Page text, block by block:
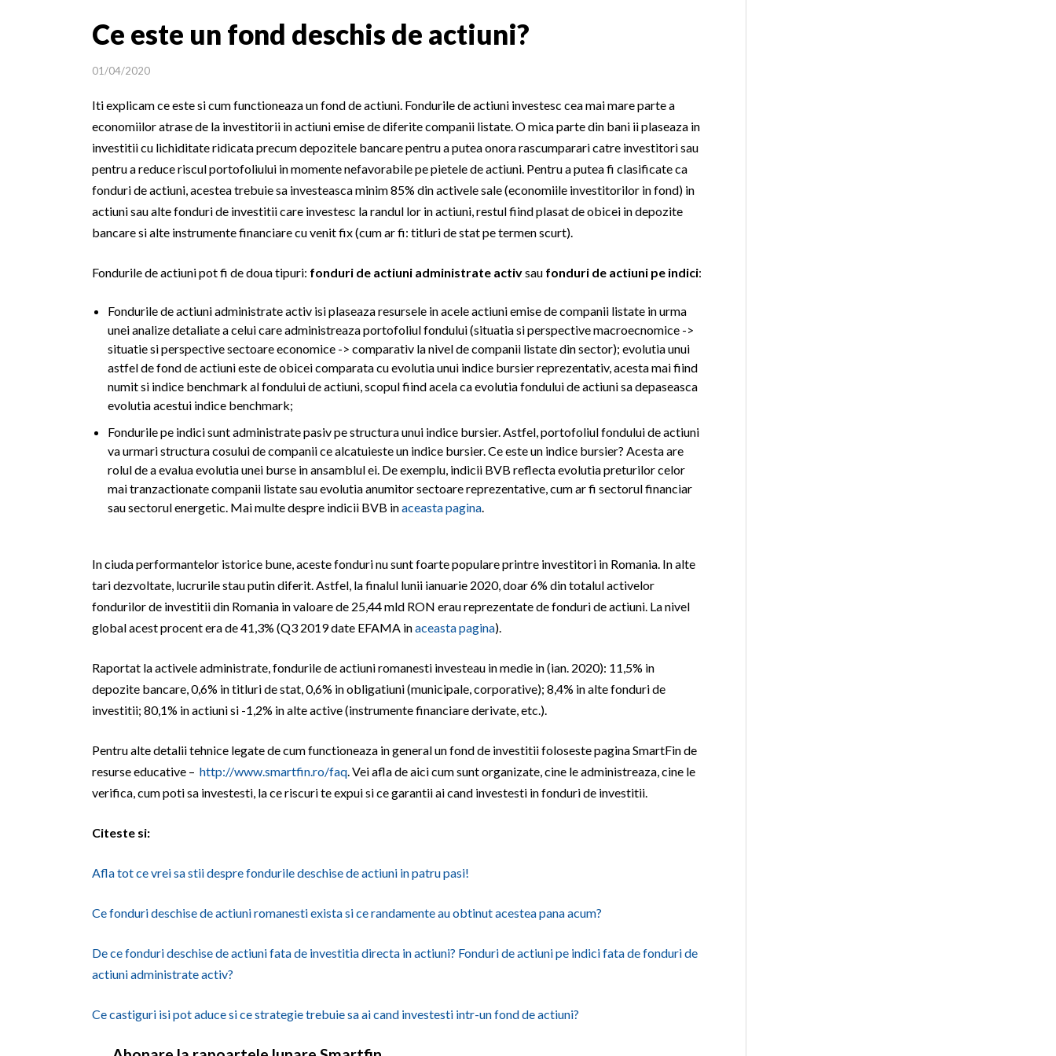
Ce este un fond deschis de actiuni?
01/04/2020
Iti explicam ce este si cum functioneaza un fond de actiuni. Fondurile de actiuni investesc cea mai mare parte a
economiilor atrase de la investitorii in actiuni emise de diferite companii listate. O mica parte din bani ii plaseaza in
investitii cu lichiditate ridicata precum depozitele bancare pentru a putea onora rascumparari catre investitori sau
pentru a reduce riscul portofoliului in momente nefavorabile pe pietele de actiuni. Pentru a putea fi clasificate ca
fonduri de actiuni, acestea trebuie sa investeasca minim 85% din activele sale (economiile investitorilor in fond) in
actiuni sau alte fonduri de investitii care investesc la randul lor in actiuni, restul fiind plasat de obicei in depozite
bancare si alte instrumente financiare cu venit fix (cum ar fi: titluri de stat pe termen scurt).
Fondurile de actiuni pot fi de doua tipuri: fonduri de actiuni administrate activsau fonduri de actiuni pe indici:
Fondurile de actiuni administrate activ isi plaseaza resursele in acele actiuni emise de companii listate in urma
unei analize detaliate a celui care administreaza portofoliul fondului (situatia si perspective macroecnomice ->
situatie si perspective sectoare economice -> comparativ la nivel de companii listate din sector); evolutia unui
astfel de fond de actiuni este de obicei comparata cu evolutia unui indice bursier reprezentativ, acesta mai fiind
numit si indice benchmark al fondului de actiuni, scopul fiind acela ca evolutia fondului de actiuni sa depaseasca
evolutia acestui indice benchmark;
Fondurile pe indici sunt administrate pasiv pe structura unui indice bursier. Astfel, portofoliul fondului de actiuni
va urmari structura cosului de companii ce alcatuieste un indice bursier. Ce este un indice bursier? Acesta are
rolul de a evalua evolutia unei burse in ansamblul ei. De exemplu, indicii BVB reflecta evolutia preturilor celor
mai tranzactionate companii listate sau evolutia anumitor sectoare reprezentative, cum ar fi sectorul financiar
sau sectorul energetic. Mai multe despre indicii BVB inaceasta pagina.
In ciuda performantelor istorice bune, aceste fonduri nu sunt foarte populare printre investitori in Romania. In alte
tari dezvoltate, lucrurile stau putin diferit. Astfel, la finalul lunii ianuarie 2020, doar 6% din totalul activelor
fondurilor de investitii din Romania in valoare de 25,44 mld RON erau reprezentate de fonduri de actiuni. La nivel
global acest procent era de 41,3% (Q3 2019 date EFAMA inaceasta pagina).
Raportat la activele administrate, fondurile de actiuni romanesti investeau in medie in (ian. 2020): 11,5% in
depozite bancare, 0,6% in titluri de stat, 0,6% in obligatiuni (municipale, corporative); 8,4% in alte fonduri de
investitii; 80,1% in actiuni si -1,2% in alte active (instrumente financiare derivate, etc.).
Pentru alte detalii tehnice legate de cum functioneaza in general un fond de investitii foloseste pagina SmartFin de
resurse educative – http://www.smartfin.ro/faq. Vei afla de aici cum sunt organizate, cine le administreaza, cine le
verifica, cum poti sa investesti, la ce riscuri te expui si ce garantii ai cand investesti in fonduri de investitii.
Citeste si:
Afla tot ce vrei sa stii despre fondurile deschise de actiuni in patru pasi!
Ce fonduri deschise de actiuni romanesti exista si ce randamente au obtinut acestea pana acum?
De ce fonduri deschise de actiuni fata de investitia directa in actiuni? Fonduri de actiuni pe indici fata de fonduri de
actiuni administrate activ?
Ce castiguri isi pot aduce si ce strategie trebuie sa ai cand investesti intr-un fond de actiuni?